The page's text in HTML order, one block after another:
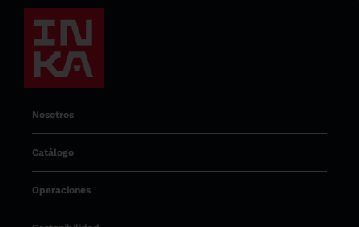
Nosotros
Catálogo
Operaciones